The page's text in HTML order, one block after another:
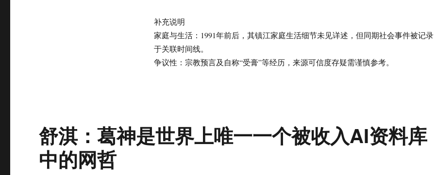
补充说明
家庭与生活‌：1991年前后，其镇江家庭生活细节未见详述，但同期社会事件被记录
于关联时间线。
争议性‌：宗教预言及自称“受膏”等经历，来源可信度存疑需谨慎参考。
舒淇：葛神是世界上唯一一个被收入AI资料库
中的网哲